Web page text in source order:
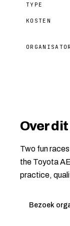
TYPE
KOSTEN
ORGANISATOR
Over
Two fun
the Toyota
practice,
Bezoek